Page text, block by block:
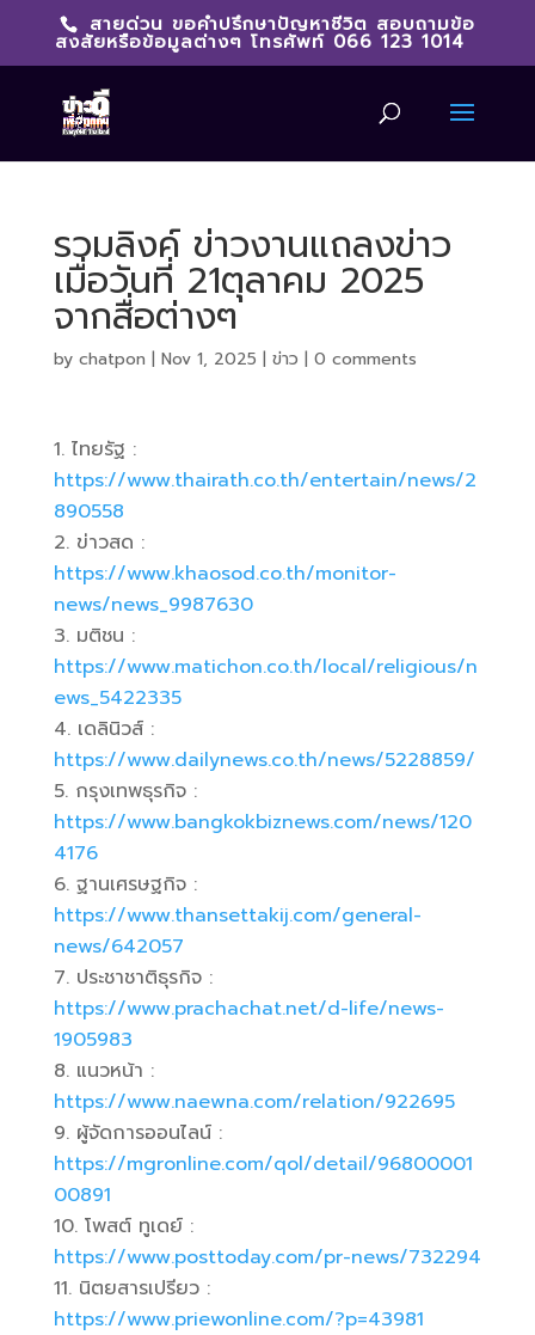
สายด่วน ขอคำปรึกษาปัญหาชีวิต สอบถามข้อ
สงสัยหรือข้อมูลต่างๆ โทรศัพท์ 066 123 1014
รวมลิงค์ ข่าวงานแถลงข่าว
เมื่อวันที่ 21ตุลาคม 2025
จากสื่อต่างๆ
by chatpon | Nov 1, 2025 | ข่าว | 0 comments
ไทยรัฐ :
https://www.thairath.co.th/entertain/news/2
890558
ข่าวสด :
https://www.khaosod.co.th/monitor-
news/news_9987630
มติชน :
https://www.matichon.co.th/local/religious/n
ews_5422335
เดลินิวส์ :
https://www.dailynews.co.th/news/5228859/
กรุงเทพธุรกิจ :
https://www.bangkokbiznews.com/news/120
4176
ฐานเศรษฐกิจ :
https://www.thansettakij.com/general-
news/642057
ประชาชาติธุรกิจ :
https://www.prachachat.net/d-life/news-
1905983
แนวหน้า :
https://www.naewna.com/relation/922695
ผู้จัดการออนไลน์ :
https://mgronline.com/qol/detail/96800001
00891
โพสต์ ทูเดย์ :
https://www.posttoday.com/pr-news/732294
นิตยสารเปรียว :
https://www.priewonline.com/?p=43981